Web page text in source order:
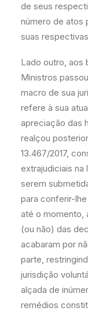
de seus
número de atos
suas
Lado outro, aos
Ministros
macro de sua
refere à sua
apreciação das
realçou
13.467/2017,
extrajudiciais na
serem
para conferir-
até o momento,
(ou não) das
acabaram por
parte,
jurisdição
alçada de
remédios